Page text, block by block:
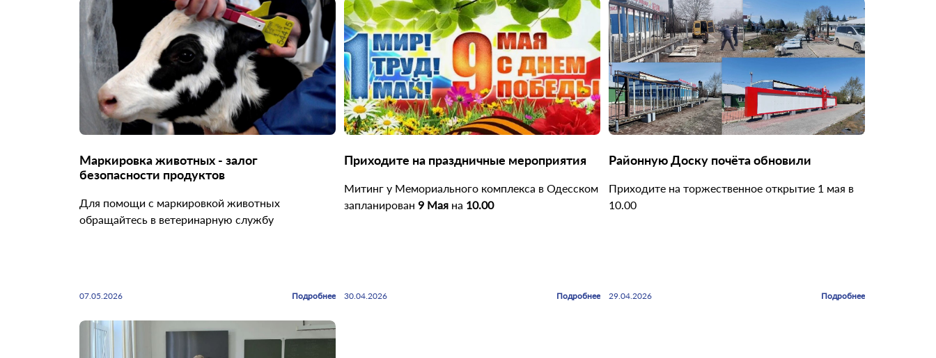
Маркировка животных - залог
безопасности продуктов
Для помощи с маркировкой животных
обращайтесь в ветеринарную службу
07.05.2026 Подробнее
Приходите на праздничные мероприятия
Митинг у Мемориального комплекса в Одесском
запланирован 9 Мая на 10.00
30.04.2026 Подробнее
Районную Доску почёта обновили
Приходите на торжественное открытие 1 мая в
10.00
29.04.2026 Подробнее